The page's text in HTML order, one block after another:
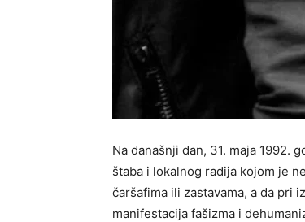
Na današnji dan, 31. maja 1992.
štaba i lokalnog radija kojom je
čaršafima ili zastavama, a da pri
manifestacija fašizma i